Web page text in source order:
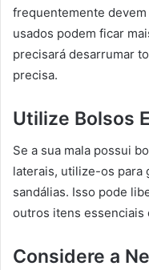
frequentemente
usados podem ficar
precisará desarrumar
precisa.
Utilize Bolsos
Se a sua mala possui
laterais, utilize-os para
sandálias. Isso pode
outros itens essenciais
Considere a